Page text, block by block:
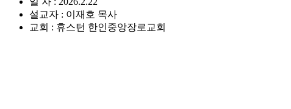
설교자 : 이재호 목사
교회 : 휴스턴 한인중앙장로교회